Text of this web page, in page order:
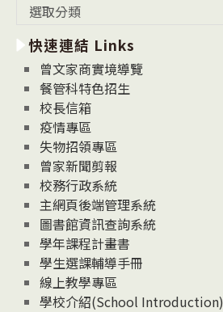
消
息
News
選取分類
快速連結 Links
曾文家商實境導覽
餐管科特色招生
校長信箱
疫情專區
失物招領專區
曾家新聞剪報
校務行政系統
主網頁後端管理系統
圖書館資訊查詢系統
學年課程計畫書
學生選課輔導手冊
線上教學專區
學校介紹(School Introduction)